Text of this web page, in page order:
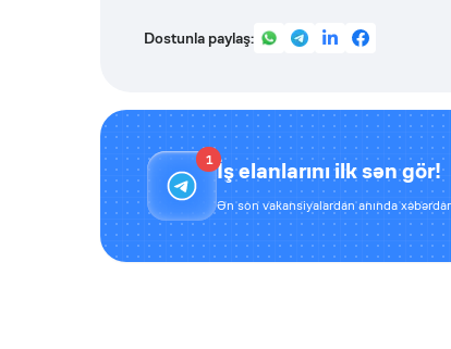
Dostunla paylaş:
1 İş elanlarını ilk sən gör!
Ən son vakansiyalardan anında